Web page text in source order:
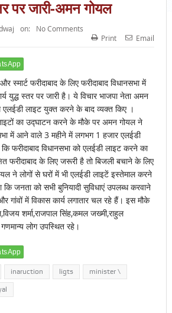
पर जारी-अमन गोयल
on:
No Comments
Print
Email
स्मार्ट फरीदाबाद के लिए फरीदाबाद विधानसभा में
युद्ध स्तर पर जारी है। ये विचार भाजपा नेता अमन
एलईडी लाइट युक्त करने के बाद व्यक्त किए ।
का उद्घाटन करने के मौके पर अमन गोयल ने
में आने वाले 3 महीने में लगभग 1 हजार एलईडी
फरीदाबाद विधानसभा को एलईडी लाइट करने का
फरीदाबाद के लिए जरूरी है तो बिजली बचाने के लिए
ने लोगों से घरों में भी एलईडी लाइटें इस्तेमाल करने
जनता को सभी बुनियादी सुविधाएं उपलब्ध करवाने
गांवों में विकास कार्य लगातार चल रहे हैं। इस मौके
शर्मा,राजपाल सिंह,कमल जख्मी,राहुल
लोग उपस्थित रहे।
inaruction ligts minister \